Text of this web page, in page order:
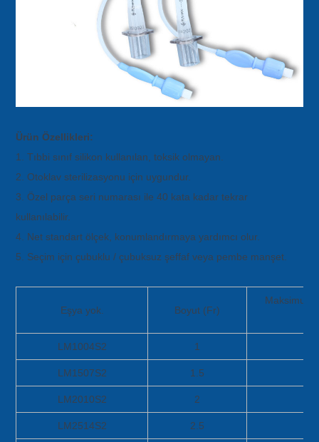
Ürün Özellikleri:
1. Tıbbi sınıf silikon kullanılan, toksik olmayan.
2. Otoklav sterilizasyonu için uygundur.
3. Özel parça seri numarası ile 40 kata kadar tekrar
kullanılabilir.
4. Net standart ölçek, konumlandırmaya yardımcı olur.
5. Seçim için çubuklu / çubuksuz şeffaf veya pembe manşet.
Eşya yok. Boyut (Fr)
Maksimum
LM1004S2 1
LM1507S2 1.5
LM2010S2 2
LM2514S2 2.5